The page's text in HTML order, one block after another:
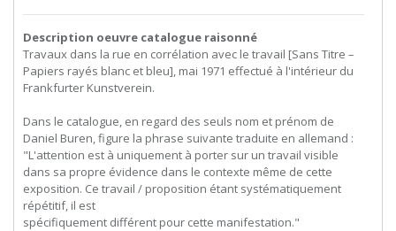
Description oeuvre catalogue raisonné
Travaux dans la rue en corrélation avec le travail [Sans Titre –
Papiers rayés blanc et bleu], mai 1971 effectué à l'intérieur du
Frankfurter Kunstverein.
Dans le catalogue, en regard des seuls nom et prénom de
Daniel Buren, figure la phrase suivante traduite en allemand :
"L'attention est à uniquement à porter sur un travail visible
dans sa propre évidence dans le contexte même de cette
exposition. Ce travail / proposition étant systématiquement
répétitif, il est
spécifiquement différent pour cette manifestation."